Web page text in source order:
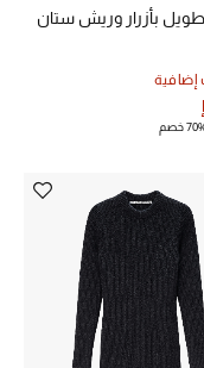
بأزرار وريش ستان
خصم